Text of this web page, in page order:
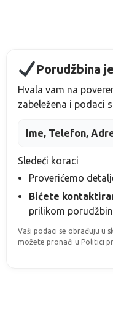
Porudžbina
Hvala vam na
zabeležena i podaci
Ime, Telefon,
Sledeći koraci
Proverićemo
Bićete
prilikom
Vaši podaci se obrađuju u
možete pronaći u Politici